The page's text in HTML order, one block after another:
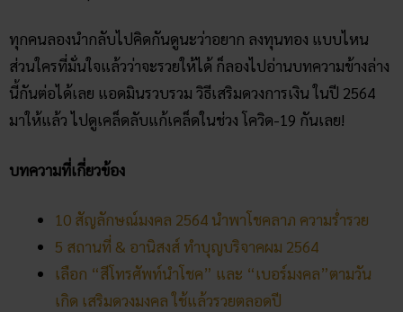
ทุกคนลองนำกลับไปคิดกันดูนะว่าอยาก ลงทุนทอง แบบไหน
ส่วนใครที่มั่นใจแล้วว่าจะรวยให้ได้ ก็ลองไปอ่านบทความข้างล่าง
นี้กันต่อได้เลย แอดมินรวบรวม วิธีเสริมดวงการเงิน ในปี 2564
มาให้แล้ว ไปดูเคล็ดลับแก้เคล็ดในช่วง โควิด-19 กันเลย!
บทความที่เกี่ยวข้อง
10 สัญลักษณ์มงคล 2564 นำพาโชคลาภ ความร่ำรวย
5 สถานที่ & อานิสงส์ ทำบุญบริจาคผม 2564
เลือก “สีโทรศัพท์นำโชค” และ “เบอร์มงคล”ตามวัน
เกิด เสริมดวงมงคล ใช้แล้วรวยตลอดปี